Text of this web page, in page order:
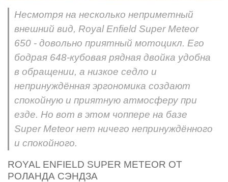
Несмотря на несколько неприметный
внешний вид, Royal Enfield Super Meteor
650 - довольно приятный мотоцикл. Его
бодрая 648-кубовая рядная двойка удобна
в обращении, а низкое седло и
непринуждённая эргономика создают
спокойную и приятную атмосферу при
езде. Но вот в этом чоппере на базе
Super Meteor нет ничего непринуждённого
и спокойного.
ROYAL ENFIELD SUPER METEOR ОТ
РОЛАНДА СЭНДЗА